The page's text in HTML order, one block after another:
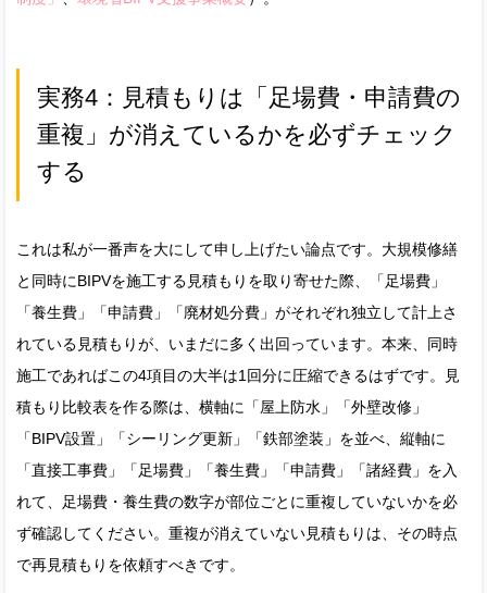
実務4：見積もりは「足場費・申請費の
重複」が消えているかを必ずチェック
する
これは私が一番声を大にして申し上げたい論点です。大規模修繕
と同時にBIPVを施工する見積もりを取り寄せた際、「足場費」
「養生費」「申請費」「廃材処分費」がそれぞれ独立して計上さ
れている見積もりが、いまだに多く出回っています。本来、同時
施工であればこの4項目の大半は1回分に圧縮できるはずです。見
積もり比較表を作る際は、横軸に「屋上防水」「外壁改修」
「BIPV設置」「シーリング更新」「鉄部塗装」を並べ、縦軸に
「直接工事費」「足場費」「養生費」「申請費」「諸経費」を入
れて、足場費・養生費の数字が部位ごとに重複していないかを必
ず確認してください。重複が消えていない見積もりは、その時点
で再見積もりを依頼すべきです。